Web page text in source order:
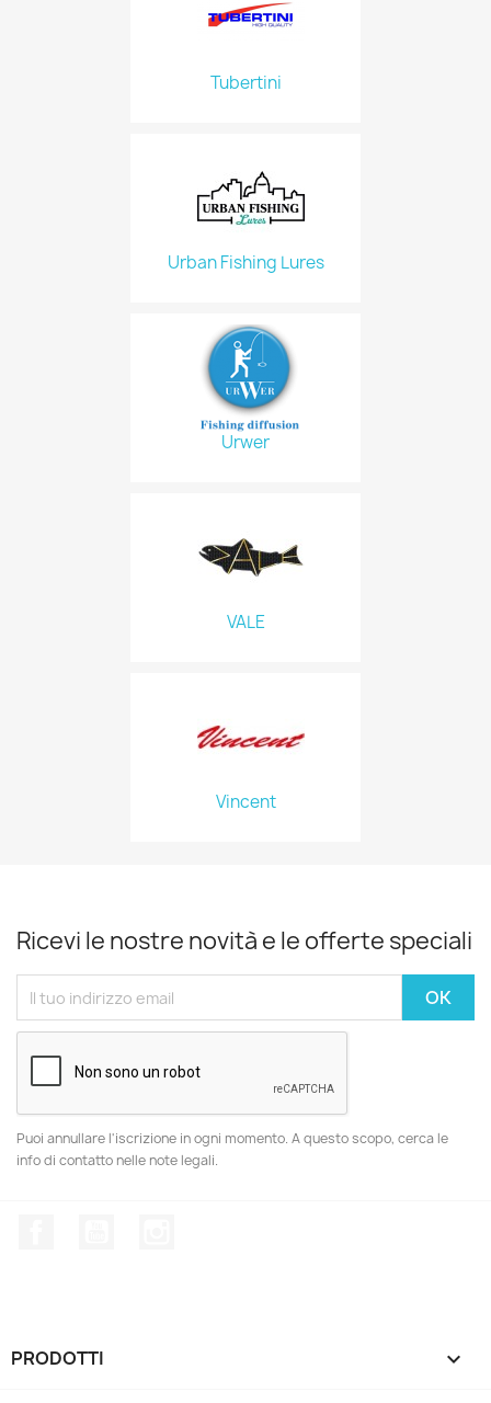
Tubertini
Urban Fishing Lures
Urwer
VALE
Vincent
Ricevi le nostre novità e le offerte speciali
Puoi annullare l'iscrizione in ogni momento. A questo scopo, cerca le
info di contatto nelle note legali.
PRODOTTI 